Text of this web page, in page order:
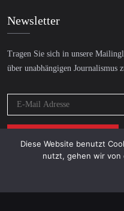
Newsletter
Tragen Sie sich in unsere
über unabhängigen Journalismus
© 2026 AcTVism
Diese Website benutzt
nutzt, gehen wir von